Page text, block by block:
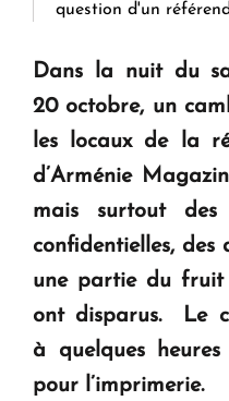
question d'un
KASA : 30 ans
en Arménie
Le premier hôtel
ouvrira ses portes à
Dans la nuit du
20 octobre, un
les locaux de la
d’Arménie
mais surtout des
confidentielles,
une partie du fruit
ont disparus. Le
à quelques
pour l’imprimerie.